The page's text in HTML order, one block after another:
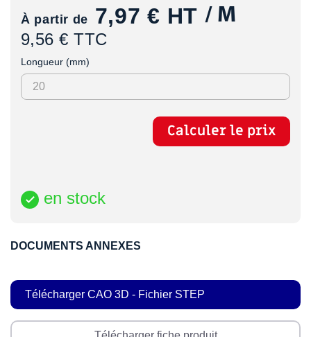
À partir de 7,97 € HT / M
9,56 € TTC
Longueur (mm)
Calculer le prix
 en stock
DOCUMENTS ANNEXES
Télécharger CAO 3D - Fichier STEP